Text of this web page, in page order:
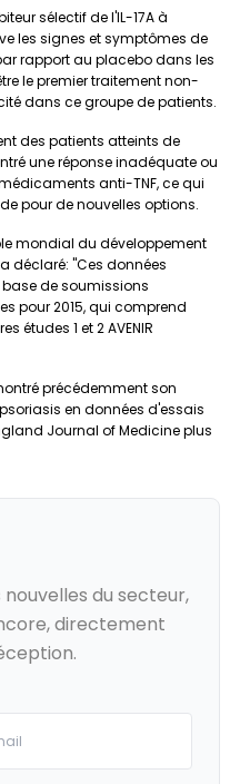
sélectif de l'IL-17A à
les signes et symptômes de
rapport au placebo dans les
le premier traitement non-
dans ce groupe de patients.
des patients atteints de
une réponse inadéquate ou
anti-TNF, ce qui
pour de nouvelles options.
mondial du développement
déclaré: "Ces données
de soumissions
pour 2015, qui comprend
études 1 et 2 AVENIR
précédemment son
en données d'essais
Journal of Medicine plus
du secteur,
directement